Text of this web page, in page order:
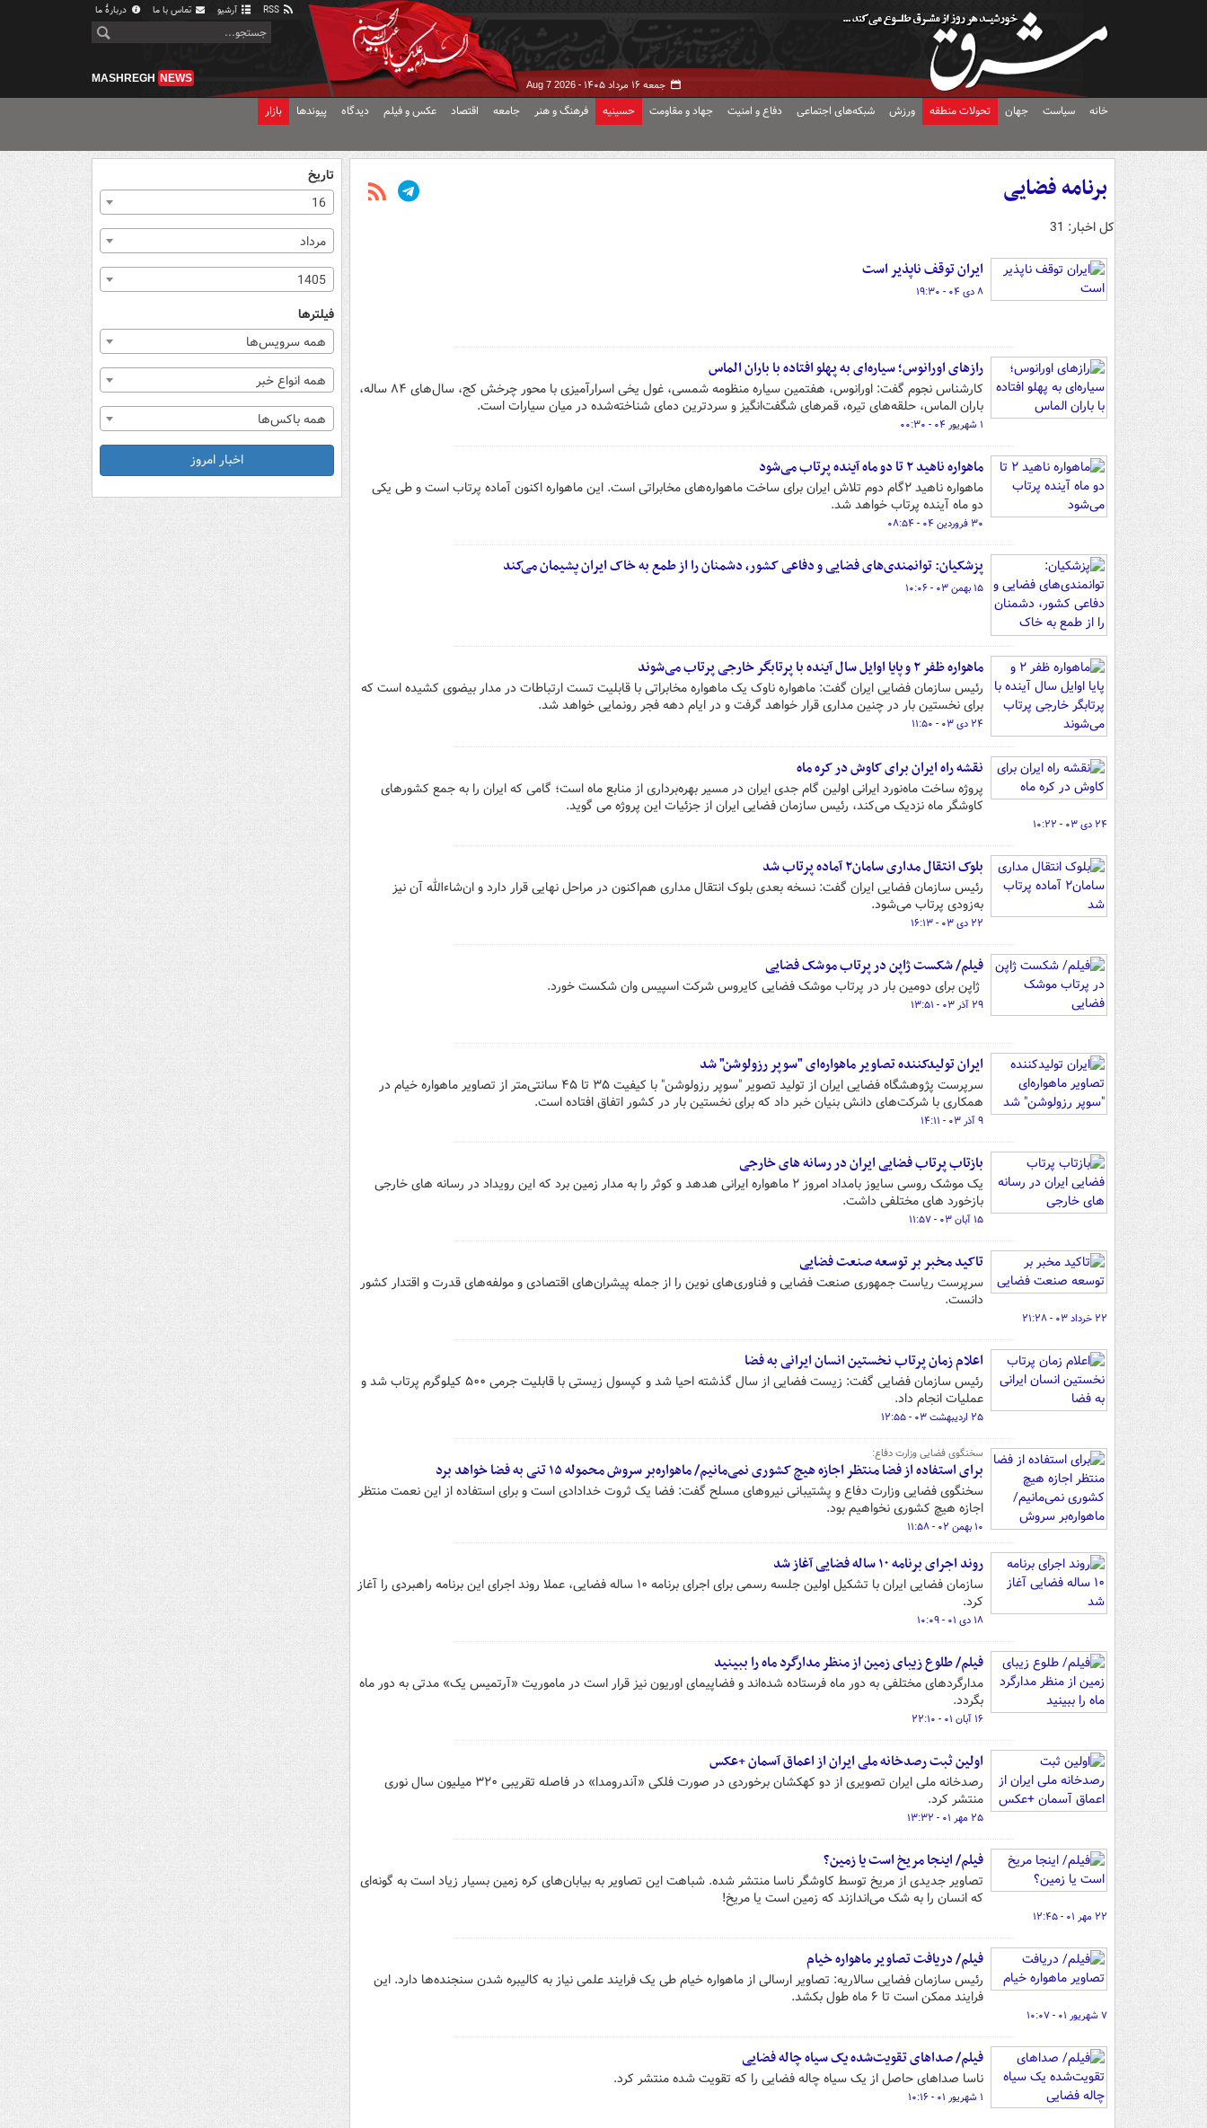
آرشیو تماس با ما دربارهٔ ما
جمعه ۱۶ مرداد ۱۴۰۵ - Aug 7 2026
MASHREGH NEWS
خانه سیاست جهان تحولات منطقه ورزش شبکه‌های اجتماعی دفاع و امنیت جهاد و مقاومت حسینیه فرهنگ و هنر جامعه اقتصاد عکس و فیلم دیدگاه پیوندها بازار
برنامه فضایی
کل اخبار: 31
ایران توقف ناپذیر است
۸ دی ۰۴ - ۱۹:۳۰
رازهای اورانوس؛ سیاره‌ای به پهلو افتاده با باران الماس
کارشناس نجوم گفت: اورانوس، هفتمین سیاره منظومه شمسی، غول یخی اسرارآمیزی با محور چرخش کج، سال‌های ۸۴ ساله،
باران الماس، حلقه‌های تیره، قمرهای شگفت‌انگیز و سردترین دمای شناخته‌شده در میان سیارات است.
۱ شهریور ۰۴ - ۰۰:۳۰
ماهواره ناهید ۲ تا دو ماه آینده پرتاب می‌شود
ماهواره ناهید ۲گام دوم تلاش ایران برای ساخت ماهواره‌های مخابراتی است. این ماهواره اکنون آماده پرتاب است و طی یکی
دو ماه آینده پرتاب خواهد شد.
۳۰ فروردین ۰۴ - ۰۸:۵۴
پزشکیان: توانمندی‌های فضایی و دفاعی کشور، دشمنان را از طمع به خاک ایران پشیمان می‌کند
۱۵ بهمن ۰۳ - ۱۰:۰۶
ماهواره ظفر ۲ و پایا اوایل سال آینده با پرتابگر خارجی پرتاب می‌شوند
رئیس سازمان فضایی ایران گفت: ماهواره ناوک یک ماهواره مخابراتی با قابلیت تست ارتباطات در مدار بیضوی کشیده است که
برای نخستین بار در چنین مداری قرار خواهد گرفت و در ایام دهه فجر رونمایی خواهد شد.
۲۴ دی ۰۳ - ۱۱:۵۰
نقشه راه ایران برای کاوش در کره ماه
پروژه ساخت ماه‌نورد ایرانی اولین گام جدی ایران در مسیر بهره‌برداری از منابع ماه است؛ گامی که ایران را به جمع کشورهای
کاوشگر ماه نزدیک می‌کند، رئیس سازمان فضایی ایران از جزئیات این پروژه می گوید.
۲۴ دی ۰۳ - ۱۰:۲۲
بلوک انتقال مداری سامان۲ آماده پرتاب شد
رئیس سازمان فضایی ایران گفت: نسخه بعدی بلوک انتقال مداری هم‌اکنون در مراحل نهایی قرار دارد و ان‌شاءالله آن نیز
به‌زودی پرتاب می‌شود.
۲۲ دی ۰۳ - ۱۶:۱۳
فیلم/ ‌شکست ژاپن در پرتاب موشک فضایی
‌‍‍ ژاپن برای دومین بار در پرتاب موشک فضایی کایروس شرکت اسپیس وان شکست خورد.
۲۹ آذر ۰۳ - ۱۳:۵۱
ایران تولیدکننده تصاویر ماهواره‌ای "سوپر رزولوشن" شد
سرپرست پژوهشگاه فضایی ایران از تولید تصویر "سوپر رزولوشن" با کیفیت ۳۵ تا ۴۵ سانتی‌متر از تصاویر ماهواره خیام در
همکاری با شرکت‌های دانش بنیان خبر داد که برای نخستین بار در کشور اتفاق افتاده است.
۹ آذر ۰۳ - ۱۴:۱۱
بازتاب پرتاب فضایی ایران در رسانه های خارجی
یک موشک روسی سایوز بامداد امروز ۲ ماهواره ایرانی هدهد و کوثر را به مدار زمین برد که این رویداد در رسانه های خارجی
بازخورد های مختلفی داشت.
۱۵ آبان ۰۳ - ۱۱:۵۷
تاکید مخبر بر توسعه صنعت فضایی
سرپرست ریاست جمهوری صنعت فضایی و فناوری‌های نوین را از جمله پیشران‌های اقتصادی و مولفه‌های قدرت و اقتدار کشور
دانست.
۲۲ خرداد ۰۳ - ۲۱:۲۸
اعلام زمان پرتاب نخستین انسان ایرانی به فضا
رئیس سازمان فضایی گفت: زیست فضایی از سال گذشته احیا شد و کپسول زیستی با قابلیت جرمی ۵٠٠ کیلوگرم پرتاب شد و
عملیات انجام داد.
۲۵ اردیبهشت ۰۳ - ۱۲:۵۵
سخنگوی فضایی وزارت دفاع:
برای استفاده از فضا منتظر اجازه هیچ کشوری نمی‌مانیم/ ماهواره‌بر سروش محموله‌ ۱۵ تنی به فضا خواهد برد
سخنگوی فضایی وزارت دفاع و پشتیبانی نیروهای مسلح گفت: فضا یک ثروت خدادادی است و برای استفاده از این نعمت منتظر
اجازه هیچ کشوری نخواهیم بود.
۱۰ بهمن ۰۲ - ۱۱:۵۸
روند اجرای برنامه ۱۰ ساله فضایی آغاز شد
سازمان فضایی ایران با تشکیل اولین جلسه رسمی برای اجرای برنامه ۱۰ ساله فضایی، عملا روند اجرای این برنامه راهبردی را آغاز
کرد.
۱۸ دی ۰۱ - ۱۰:۰۹
فیلم/ طلوع زیبای زمین از منظر مدارگرد ماه را ببینید
مدارگردهای مختلفی به دور ماه فرستاده شده‌اند و فضاپیمای اوریون نیز قرار است در ماموریت «آرتمیس یک» مدتی به دور ماه
بگردد.
۱۶ آبان ۰۱ - ۲۲:۱۰
اولین ثبت رصدخانه ملی ایران از اعماق آسمان +عکس
رصدخانه ملی ایران تصویری از دو کهکشان برخوردی در صورت فلکی «آندرومدا» در فاصله تقریبی ۳۲۰ میلیون سال نوری
منتشر کرد.
۲۵ مهر ۰۱ - ۱۳:۳۲
فیلم/ اینجا مریخ است یا زمین؟
تصاویر جدیدی از مریخ توسط کاوشگر ناسا منتشر شده. شباهت این تصاویر به بیابان‌های کره زمین بسیار زیاد است به گونه‌ای
که انسان را به شک می‌اندازند که زمین است یا مریخ!
۲۲ مهر ۰۱ - ۱۲:۴۵
فیلم/ دریافت تصاویر ماهواره خیام
رئیس سازمان فضایی سالاریه: تصاویر ارسالی از ماهواره خیام طی یک فرایند علمی نیاز به کالیبره شدن سنجنده‌ها دارد. این
فرایند ممکن است تا ۶ ماه طول بکشد.
۷ شهریور ۰۱ - ۱۰:۰۷
فیلم/ صداهای تقویت‌شده یک سیاه چاله فضایی
ناسا صداهای حاصل از یک سیاه چاله فضایی را که تقویت شده منتشر کرد.
۱ شهریور ۰۱ - ۱۰:۱۶
تاریخ
16
مرداد
1405
فیلترها
همه سرویس‌ها
همه انواع خبر
همه باکس‌ها
اخبار امروز